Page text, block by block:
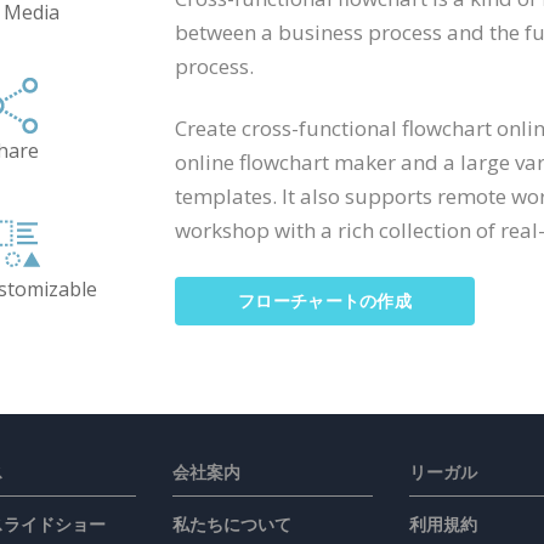
Media
between a business process and the
process.
Create cross-functional flowchart
online flowchart maker and a large
templates. It also supports remote
workshop with a rich collection of
フローチャートの作成
イドショー
会社案内
私たちについて
リーガル
利用規約